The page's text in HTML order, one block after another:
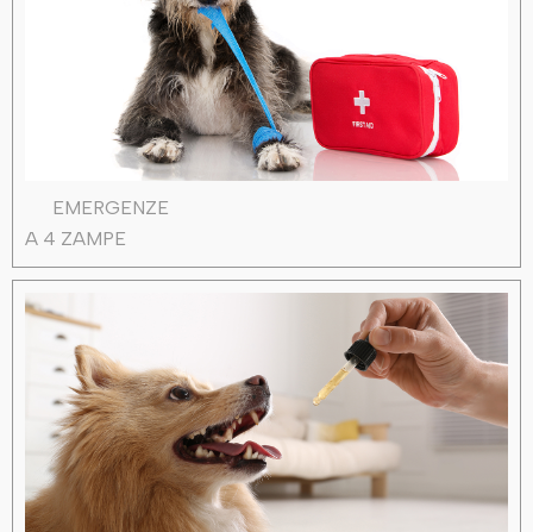
EMERGENZE
A 4 ZAMPE